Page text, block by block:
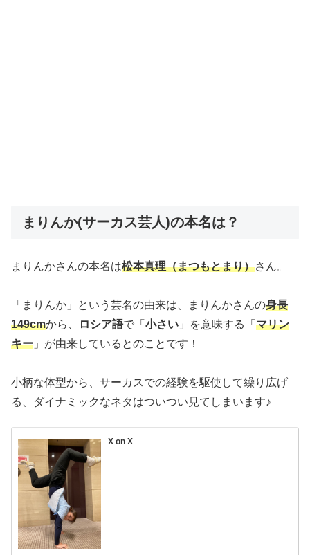
まりんか(サーカス芸人)の本名は？
まりんかさんの本名は松本真理（まつもとまり）さん。
「まりんか」という芸名の由来は、まりんかさんの身長
149cmから、 ロシア語で「 小さい 」を意味する「 マリン
キー 」が由来しているとのことです！
小柄な体型から、サーカスでの経験を駆使して繰り広げ
る、ダイナミックなネタはついつい見てしまいます♪
X on X